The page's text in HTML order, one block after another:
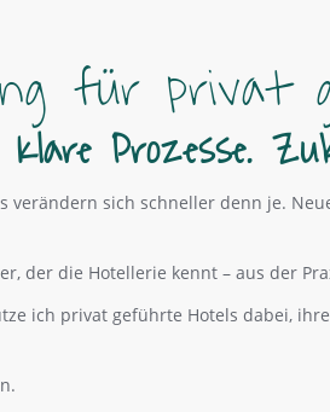
für privat
Prozesse.
verändern sich schneller denn je.
der die Hotellerie kennt – aus der
ich privat geführte Hotels dabei,